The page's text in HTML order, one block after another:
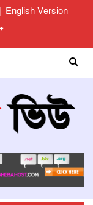
English Version